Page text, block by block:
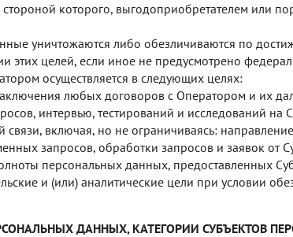
которого, выгодоприобретателем или
уничтожаются либо обезличиваются по
этих целей, если иное не предусмотрено
осуществляется в следующих целях:
любых договоров с Оператором и их
интервью, тестирований и исследований на
связи, включая, но не ограничиваясь:
запросов, обработки запросов и заявок от
персональных данных, предоставленных
и (или) аналитические цели при условии
ДАННЫХ, КАТЕГОРИИ СУБЪЕКТОВ